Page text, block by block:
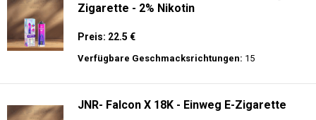
Zigarette - 2% Nikotin
Preis: 22.5 €
Verfügbare Geschmacksrichtungen: 15
JNR- Falcon X 18K - Einweg E-Zigarette